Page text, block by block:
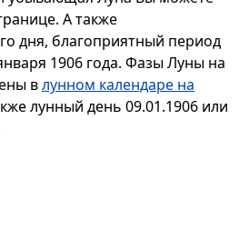
А также
дня, благоприятный период
1906 года. Фазы Луны на
влунном календаре на
лунный день 09.01.1906 или